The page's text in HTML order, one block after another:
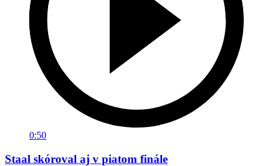
0:50
Staal skóroval aj v piatom finále